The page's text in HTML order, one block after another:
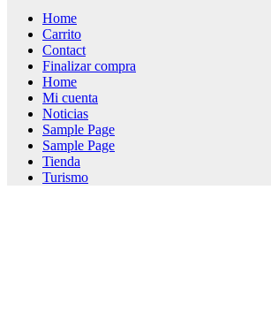
Home
Carrito
Contact
Finalizar compra
Home
Mi cuenta
Noticias
Sample Page
Sample Page
Tienda
Turismo